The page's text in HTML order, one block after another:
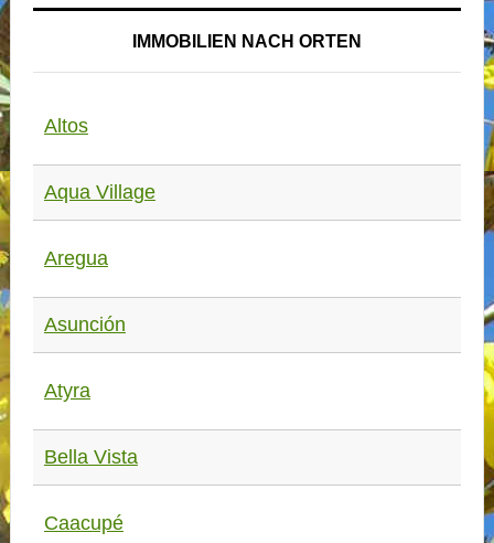
IMMOBILIEN NACH ORTEN
Altos
Aqua Village
Aregua
Asunción
Atyra
Bella Vista
Caacupé